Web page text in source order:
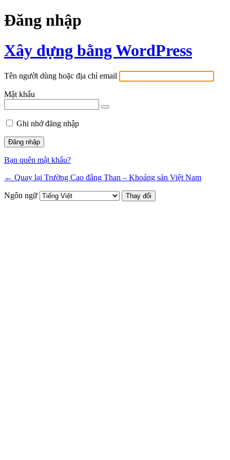
Đăng nhập
Xây dựng bằng WordPress
Tên người dùng hoặc địa chỉ email
Mật khẩu
Ghi nhớ đăng nhập
Bạn quên mật khẩu?
← Quay lại Trường Cao đẳng Than – Khoáng sản Việt Nam
Ngôn ngữ